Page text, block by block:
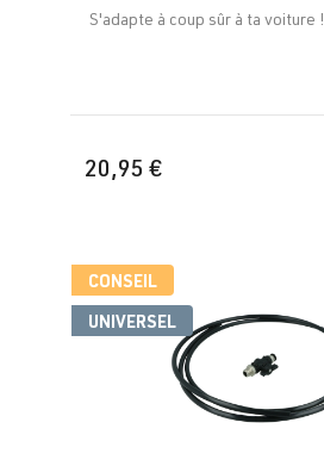
S'adapte à coup sûr à ta voiture !
20,95 €
CONSEIL
UNIVERSEL